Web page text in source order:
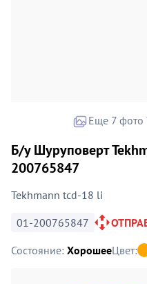
Еще 7 фото
Б/у Шуруповерт
200765847
Tekhmann tcd-18 li
01-200765847
Состояние: ХорошееЦвет: